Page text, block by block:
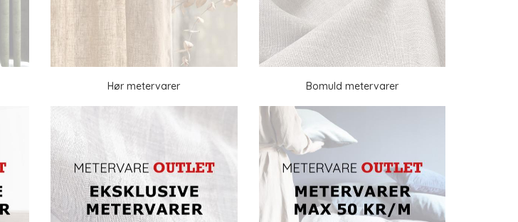
Hør metervarer Bomuld metervarer